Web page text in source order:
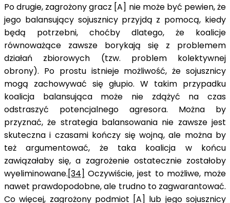
Po drugie, zagrożony gracz [A] nie może być pewien, że
jego balansujący sojusznicy przyjdą z pomocą, kiedy
będą potrzebni, choćby dlatego, że koalicje
równoważące zawsze borykają się z problemem
działań zbiorowych (tzw. problem kolektywnej
obrony). Po prostu istnieje możliwość, że sojusznicy
mogą zachowywać się głupio. W takim przypadku
koalicja balansująca może nie zdążyć na czas
odstraszyć potencjalnego agresora. Można by
przyznać, że strategia balansowania nie zawsze jest
skuteczna i czasami kończy się wojną, ale można by
też argumentować, że taka koalicja w końcu
zawiązałaby się, a zagrożenie ostatecznie zostałoby
wyeliminowane.[34] Oczywiście, jest to możliwe, może
nawet prawdopodobne, ale trudno to zagwarantować.
Co więcej, zagrożony podmiot [A] lub jego sojusznicy